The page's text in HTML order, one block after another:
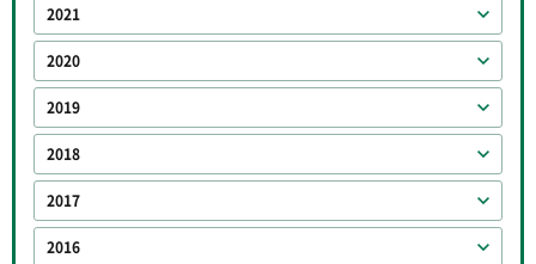
2021
2020
2019
2018
2017
2016